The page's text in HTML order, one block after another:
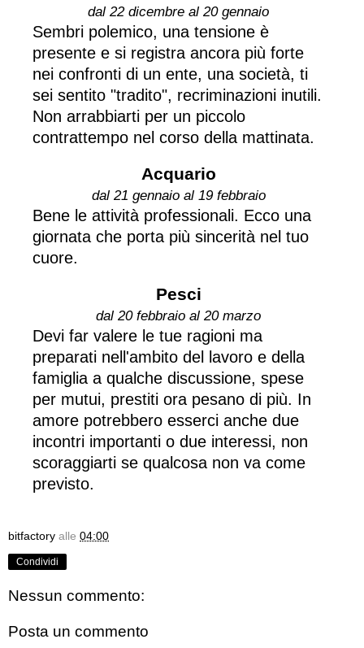
dal 22 dicembre al 20 gennaio
Sembri polemico, una tensione è
presente e si registra ancora più forte
nei confronti di un ente, una società, ti
sei sentito "tradito", recriminazioni inutili.
Non arrabbiarti per un piccolo
contrattempo nel corso della mattinata.
Acquario
dal 21 gennaio al 19 febbraio
Bene le attività professionali. Ecco una
giornata che porta più sincerità nel tuo
cuore.
Pesci
dal 20 febbraio al 20 marzo
Devi far valere le tue ragioni ma
preparati nell'ambito del lavoro e della
famiglia a qualche discussione, spese
per mutui, prestiti ora pesano di più. In
amore potrebbero esserci anche due
incontri importanti o due interessi, non
scoraggiarti se qualcosa non va come
previsto.
bitfactory alle 04:00
Condividi
Nessun commento:
Posta un commento